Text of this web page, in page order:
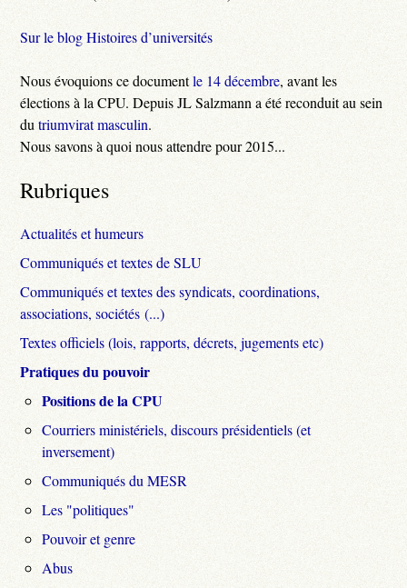
Sur le blog Histoires d’universités
Nous évoquions ce documentle 14 décembre, avant les
élections à la CPU. Depuis JL Salzmann a été reconduit au sein
dutriumvirat masculin.
Nous savons à quoi nous attendre pour 2015...
Rubriques
Actualités et humeurs
Communiqués et textes de SLU
Communiqués et textes des syndicats, coordinations,
associations, sociétés (...)
Textes officiels (lois, rapports, décrets, jugements etc)
Pratiques du pouvoir
Positions de la CPU
Courriers ministériels, discours présidentiels (et
inversement)
Communiqués du MESR
Les "politiques"
Pouvoir et genre
Abus